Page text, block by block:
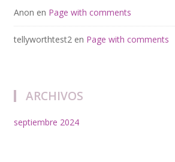
Anon en Page with comments
tellyworthtest2en Page with comments
ARCHIVOS
septiembre 2024